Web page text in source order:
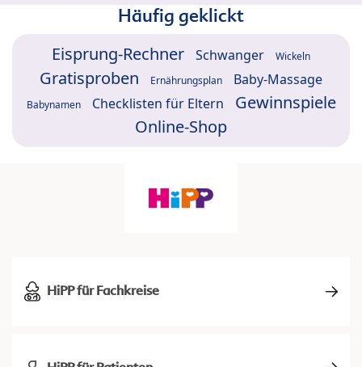
Häufig geklickt
Eisprung-Rechner Schwanger Wickeln
Gratisproben Ernährungsplan Baby-Massage
Babynamen Checklisten für Eltern
Gewinnspiele
Online-Shop
HiPP für Fachkreise